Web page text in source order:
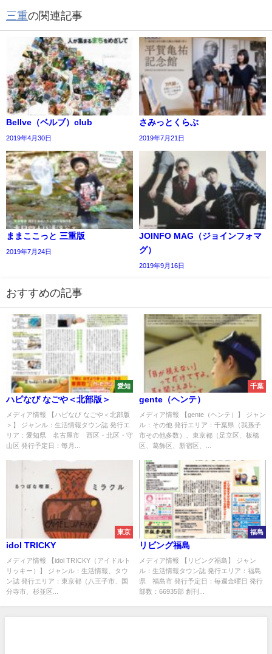
三重の関連記事
Bellve（ベルブ）club
2019年4月30日
さみっとくらぶ
2019年7月21日
ままここっと 三重版
2019年7月24日
JOINFO MAG（ジョインフォマ
グ）
2019年9月16日
おすすめの記事
愛知
ハピなび なごや＜北部版＞
メディア情報 【ハピなび なごや＜北部版
＞】 ジャンル：生活情報タウン誌 発行エ
リア：愛知県 名古屋市 西区・北区・守
山区 発行予定日：毎月...
千葉
gente（ヘンテ）
メディア情報 【gente（ヘンテ）】 ジャン
ル：その他 発行エリア：千葉県（我孫子
市その他多数）、東京都（足立区、板橋
区、葛飾区、新宿区、...
東京
idol TRICKY
メディア情報 【idol TRICKY（アイドルト
リッキー）】 ジャンル：生活情報、タウ
ン誌 発行エリア：東京都（八王子市、国
分寺市、杉並区...
福島
リビング福島
メディア情報 【リビング福島】 ジャン
ル：生活情報タウン誌 発行エリア：福島
県 福島市 発行予定日：毎週金曜日 発行
部数：66935部 創刊...